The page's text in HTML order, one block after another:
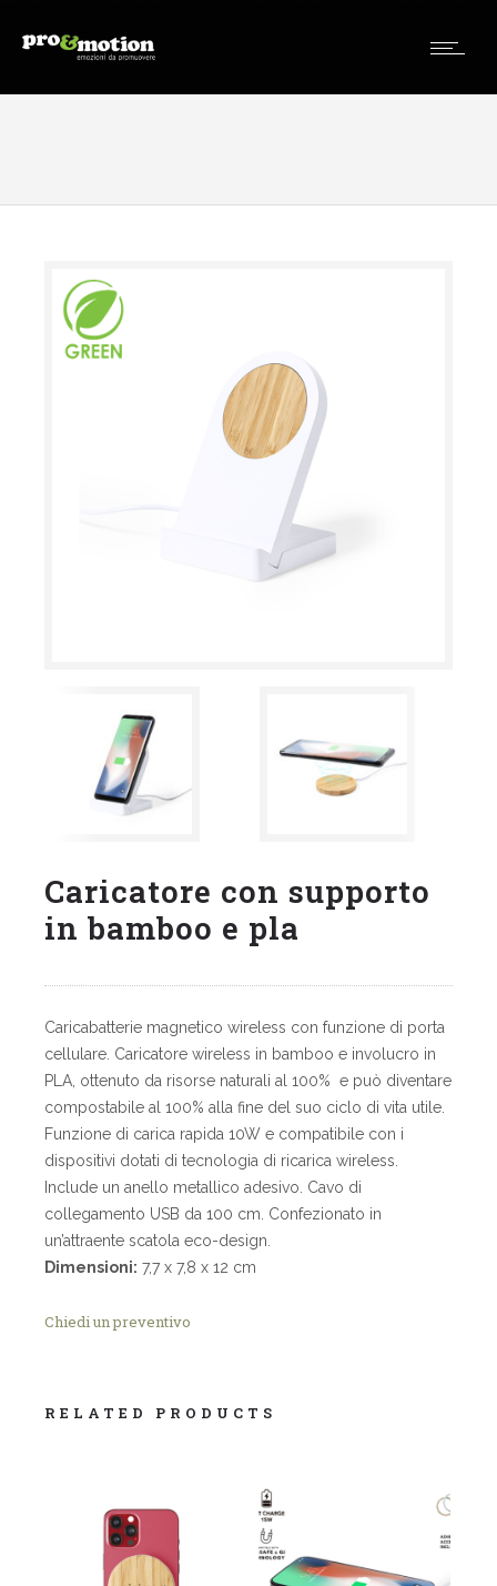
Caricatore con supporto
in bamboo e pla
Caricabatterie magnetico wireless con funzione di porta
cellulare. Caricatore wireless in bamboo e involucro in
PLA, ottenuto da risorse naturali al 100% e può diventare
compostabile al 100% alla fine del suo ciclo di vita utile.
Funzione di carica rapida 10W e compatibile con i
dispositivi dotati di tecnologia di ricarica wireless.
Include un anello metallico adesivo. Cavo di
collegamento USB da 100 cm. Confezionato in
un’attraente scatola eco-design.
Dimensioni: 7,7 x 7,8 x 12 cm
Chiedi un preventivo
RELATED PRODUCTS